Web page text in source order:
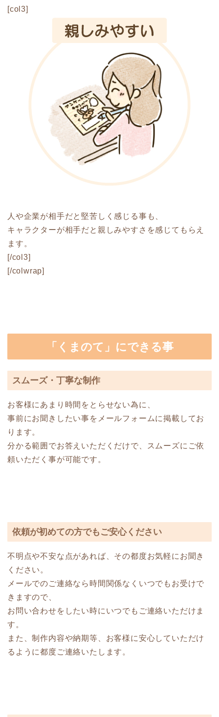
[col3]
人や企業が相手だと堅苦しく感じる事も、
キャラクターが相手だと親しみやすさを感じてもらえ
ます。
[/col3]
[/colwrap]
「くまのて」にできる事
スムーズ・丁寧な制作
お客様にあまり時間をとらせない為に、
事前にお聞きしたい事をメールフォームに掲載してお
ります。
分かる範囲でお答えいただくだけで、スムーズにご依
頼いただく事が可能です。
依頼が初めての方でもご安心ください
不明点や不安な点があれば、その都度お気軽にお聞き
ください。
メールでのご連絡なら時間関係なくいつでもお受けで
きますので、
お問い合わせをしたい時にいつでもご連絡いただけま
す。
また、制作内容や納期等、お客様に安心していただけ
るように都度ご連絡いたします。